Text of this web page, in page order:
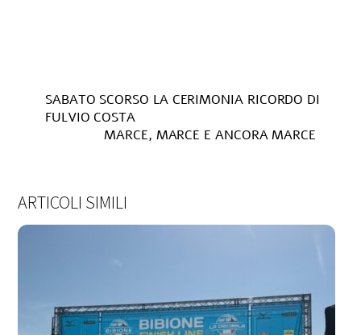
SABATO SCORSO LA CERIMONIA RICORDO DI
FULVIO COSTA
MARCE, MARCE E ANCORA MARCE
ARTICOLI SIMILI